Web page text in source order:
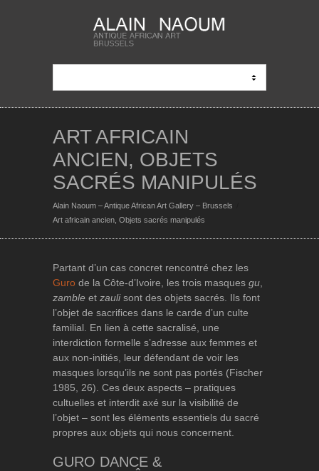
ART AFRICAIN
ANCIEN, OBJETS
SACRÉS MANIPULÉS
Alain Naoum – Antique African Art Gallery – Brussels
Art africain ancien, Objets sacrés manipulés
Partant d’un cas concret rencontré chez les
Guro de la Côte-d’Ivoire, les trois masques gu
zamble et zaulisont des objets sacrés. Ils font
l’objet de sacrifices dans le carde d’un culte
familial. En lien à cette sacralisé, une
interdiction formelle s’adresse aux femmes et
aux non-initiés, leur défendant de voir les
masques lorsqu’ils ne sont pas portés (Fischer
1985, 26). Ces deux aspects – pratiques
cultuelles et interdit axé sur la visibilité de
l’objet – sont les éléments essentiels du sacré
propres aux objets qui nous concernent.
GURO DANCE &